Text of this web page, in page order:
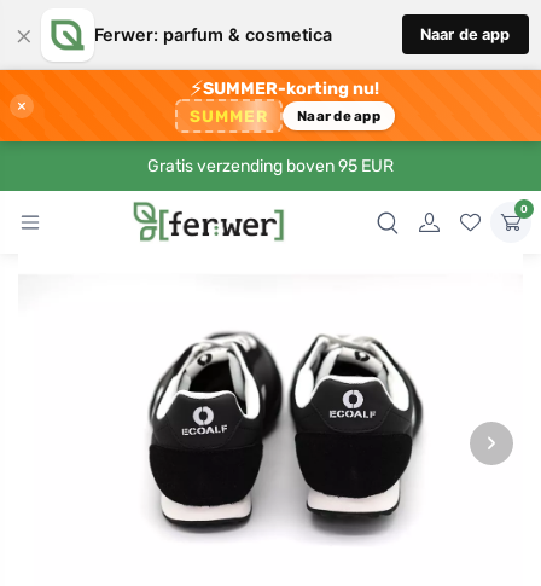
× Ferwer: parfum & cosmetica Naar de app
×
⚡SUMMER-korting nu!
SUMMER Naar de app
Gratis verzending boven 95 EUR
0
›